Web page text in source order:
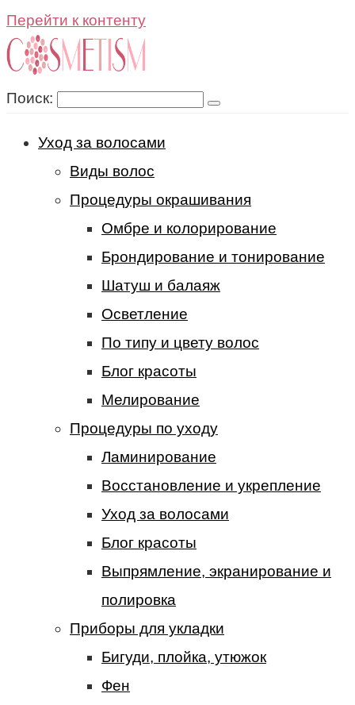
Перейти к контенту
Поиск:
Уход за волосами
Виды волос
Процедуры окрашивания
Омбре и колорирование
Брондирование и тонирование
Шатуш и балаяж
Осветление
По типу и цвету волос
Блог красоты
Мелирование
Процедуры по уходу
Ламинирование
Восстановление и укрепление
Уход за волосами
Блог красоты
Выпрямление, экранирование и
полировка
Приборы для укладки
Бигуди, плойка, утюжок
Фен